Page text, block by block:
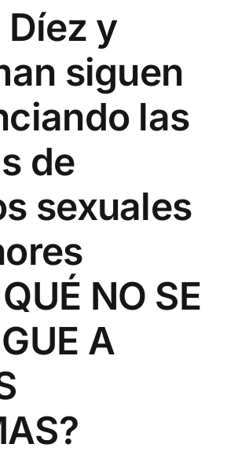
y
siguen
las
de
sexuales
NO SE
A